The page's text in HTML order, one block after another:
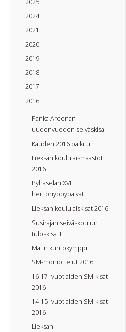
2024
2021
2020
2019
2018
2017
2016
Panka Areenan
uudenvuoden seiväskisa
Kauden 2016 palkitut
Lieksan koululaismaastot
2016
Pyhäselän XVI
heittohyppypäivät
Lieksan koululaiskisat 2016
Susirajan seiväskoulun
tuloskisa III
Matin kuntokymppi
SM-moniottelut 2016
16-17 -vuotiaiden SM-kisat
2016
14-15 -vuotiaiden SM-kisat
2016
Lieksan